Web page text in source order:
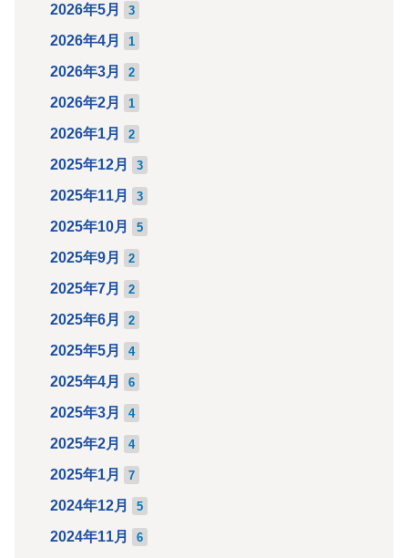
2026年5月 3
2026年4月 1
2026年3月 2
2026年2月 1
2026年1月 2
2025年12月 3
2025年11月 3
2025年10月 5
2025年9月 2
2025年7月 2
2025年6月 2
2025年5月 4
2025年4月 6
2025年3月 4
2025年2月 4
2025年1月 7
2024年12月 5
2024年11月 6